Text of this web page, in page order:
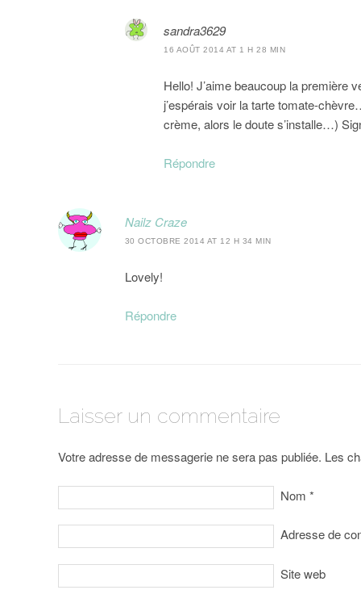
sandra3629
16 AOÛT 2014 AT 1 H 28 MIN
Hello! J’aime beaucoup la première
j’espérais voir la tarte tomate-
crème, alors le doute s’installe…)
Répondre
Nailz Craze
30 OCTOBRE 2014 AT 12 H 34 MIN
Lovely!
Répondre
Laisser un commentaire
Votre adresse de messagerie ne sera pas publiée. Les
Nom *
Adresse de
Site web